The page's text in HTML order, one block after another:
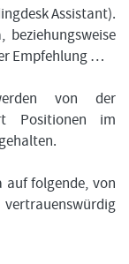
Assistant).
beziehungsweise
Empfehlung …
von der
Positionen im
auf folgende, von